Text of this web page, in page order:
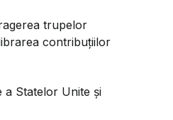
trupelor
contribuțiilor
a Statelor Unite și